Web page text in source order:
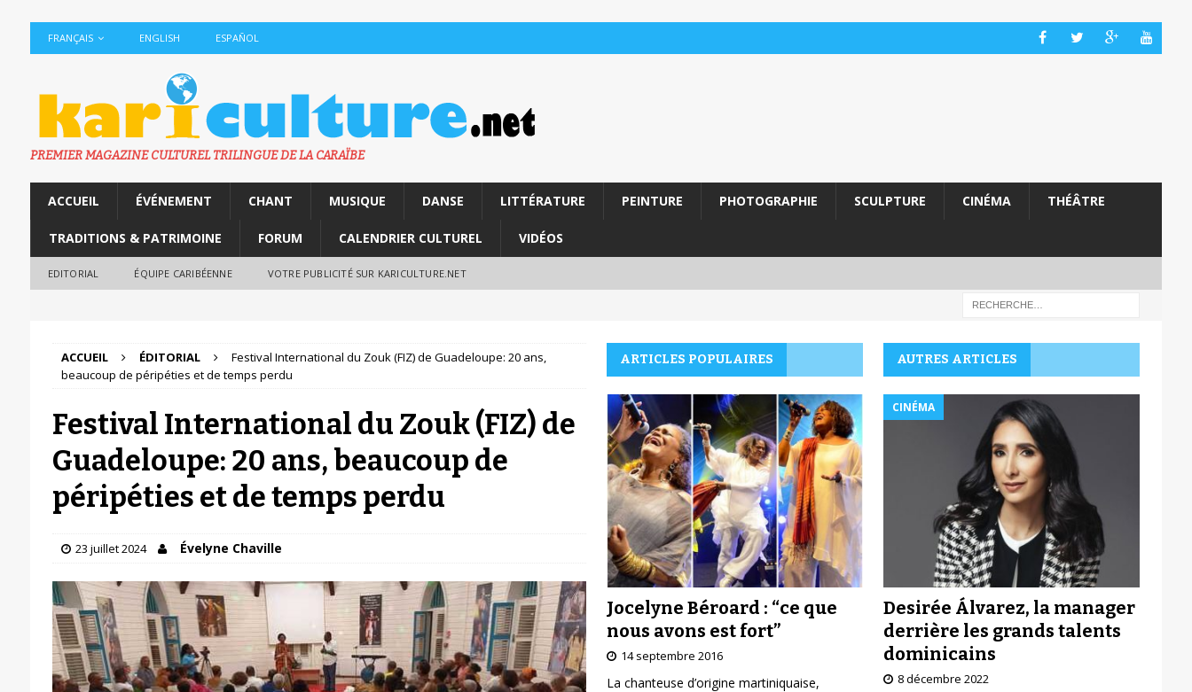
FRANÇAIS ENGLISH ESPAÑOL
PREMIER MAGAZINE CULTUREL TRILINGUE DE LA CARAÏBE
ACCUEIL ÉVÉNEMENT CHANT MUSIQUE DANSE LITTÉRATURE PEINTURE PHOTOGRAPHIE SCULPTURE CINÉMA THÉÂTRE
TRADITIONS & PATRIMOINE FORUM CALENDRIER CULTUREL VIDÉOS
EDITORIAL ÉQUIPE CARIBÉENNE VOTRE PUBLICITÉ SUR KARICULTURE.NET
ACCUEIL ÉDITORIAL
Festival International du Zouk (FIZ) de Guadeloupe: 20 ans,
beaucoup de péripéties et de temps perdu
Festival International du Zouk (FIZ) de
Guadeloupe: 20 ans, beaucoup de
péripéties et de temps perdu
23 juillet 2024 Évelyne Chaville
ARTICLES POPULAIRES
Jocelyne Béroard : “ce que
nous avons est fort”
14 septembre 2016
La chanteuse d’origine martiniquaise,
AUTRES ARTICLES
CINÉMA
Desirée Álvarez, la manager
derrière les grands talents
dominicains
8 décembre 2022